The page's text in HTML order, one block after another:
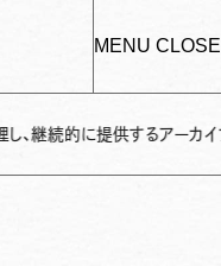
MENU CLOSE
供するアーカイブサイトです